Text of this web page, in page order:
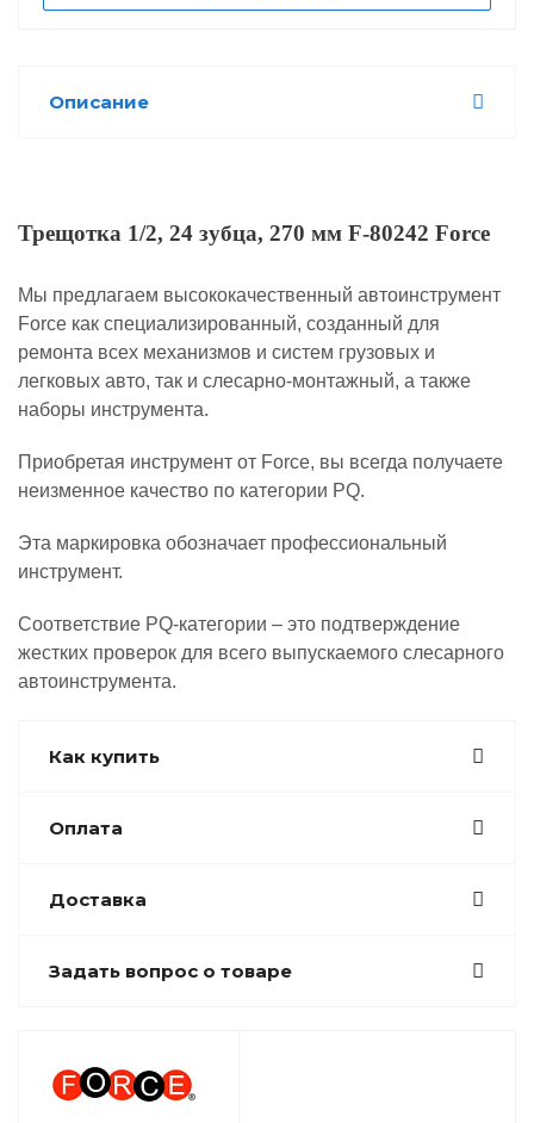
Описание
Трещотка 1/2, 24 зубца, 270 мм F-80242 Force
Мы предлагаем высококачественный автоинструмент
Force как специализированный, созданный для
ремонта всех механизмов и систем грузовых и
легковых авто, так и слесарно-монтажный, а также
наборы инструмента.
Приобретая инструмент от Force, вы всегда получаете
неизменное качество по категории PQ.
Эта маркировка обозначает профессиональный
инструмент.
Соответствие PQ-категории – это подтверждение
жестких проверок для всего выпускаемого слесарного
автоинструмента.
Как купить
Оплата
Доставка
Задать вопрос о товаре